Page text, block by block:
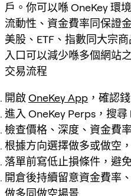
戶。你可以喺 OneKey 環
流動性、資金費率同保證
美股、ETF、指數同大宗
入口可以減少喺多個網站
交易流程
開啟OneKey App ，確認
進入 OneKey Perps，搜尋
檢查價格、深度、資金費
根據方向選擇做多或做空
落單前寫低止損條件，避
開倉後持續留意資金費率
做多同做空場景